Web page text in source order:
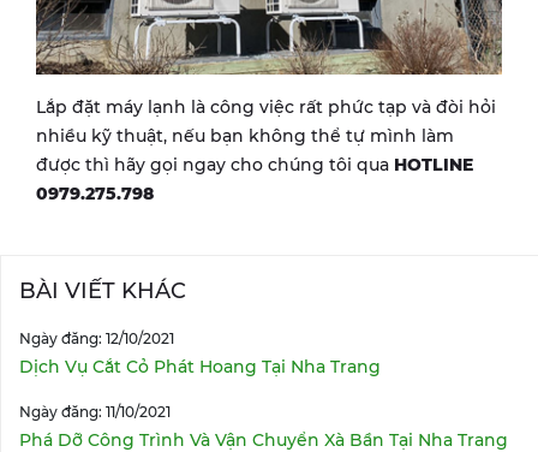
Lắp đặt máy lạnh là công việc rất phức tạp và đòi hỏi
nhiều kỹ thuật, nếu bạn không thể tự mình làm
được thì hãy gọi ngay cho chúng tôi qua HOTLINE
0979.275.798
BÀI VIẾT KHÁC
Ngày đăng: 12/10/2021
Dịch Vụ Cắt Cỏ Phát Hoang Tại Nha Trang
Ngày đăng: 11/10/2021
Phá Dỡ Công Trình Và Vận Chuyển Xà Bần Tại Nha Trang